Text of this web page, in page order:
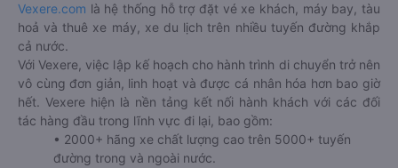
Vexere.com là hệ thống hỗ trợ đặt vé xe khách, máy bay, tàu
hoả và thuê xe máy, xe du lịch trên nhiều tuyến đường khắp
cả nước.
Với Vexere, việc lập kế hoạch cho hành trình di chuyển trở nên
vô cùng đơn giản, linh hoạt và được cá nhân hóa hơn bao giờ
hết. Vexere hiện là nền tảng kết nối hành khách với các đối
tác hàng đầu trong lĩnh vực đi lại, bao gồm:
• 2000+ hãng xe chất lượng cao trên 5000+ tuyến
đường trong và ngoài nước.